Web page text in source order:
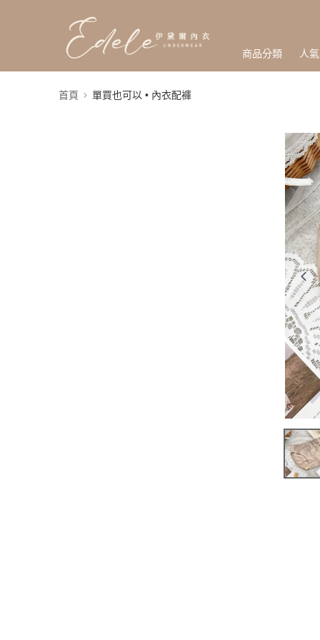
商品分類 人
首頁 單買也可以 • 內衣配褲